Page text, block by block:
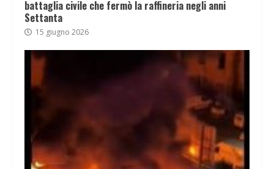
battaglia civile che fermò la raffineria negli anni
Settanta
15 giugno 2026